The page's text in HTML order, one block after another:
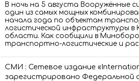
В ночь на 5 августа Вооружённые
один из самых мощных
начала года по объектам
логистической инфраструктуры в
области. Как сообщили в
транспортно-логистические и
СМИ : Сетевое издание
зарегистрировано Федеральной